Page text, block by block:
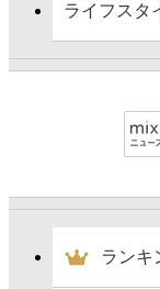
ライフスタ
ランキ